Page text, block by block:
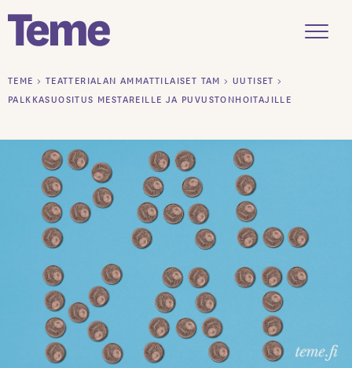
Siirry
sisältöön
TEME > TEATTERIALAN AMMATTILAISET TAM >UUTISET >
PALKKASUOSITUS MESTAREILLE JA PUVUSTONHOITAJILLE